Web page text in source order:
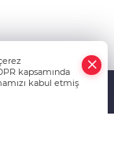
kapsamında
kabul etmiş